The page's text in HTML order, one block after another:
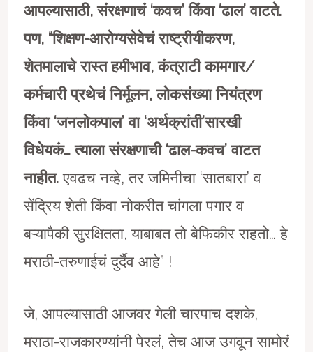
आपल्यासाठी,संरक्षणाचं ‘कवच’किंवा ‘ढाल’वाटते.
पण, “शिक्षण-आरोग्यसेवेचं राष्ट्रीयीकरण,
शेतमालाचे रास्त हमीभाव,कंत्राटी कामगार/
कर्मचारी प्रथेचं निर्मूलन,लोकसंख्या नियंत्रण
किंवा ‘जनलोकपाल’वा ‘अर्थक्रांती’सारखी
विधेयकं… त्याला संरक्षणाची ‘ढाल-कवच’वाटत
नाहीत.एवढच नव्हे, तर जमिनीचा ‘सातबारा’ व
सेंद्रिय शेती किंवा नोकरीत चांगला पगार व
बऱ्यापैकी सुरक्षितता, याबाबत तो बेफिकीर राहतो… हे
मराठी-तरुणाईचं दुर्दैव आहे” !
जे, आपल्यासाठी आजवर गेली चारपाच दशके,
मराठा-राजकारण्यांनी पेरलं, तेच आज उगवून सामोरं